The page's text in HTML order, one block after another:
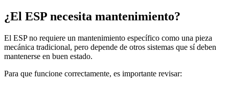
¿El ESP necesita mantenimiento?
El ESP no requiere un mantenimiento específico como una pieza
mecánica tradicional, pero depende de otros sistemas que sí deben
mantenerse en buen estado.
Para que funcione correctamente, es importante revisar: